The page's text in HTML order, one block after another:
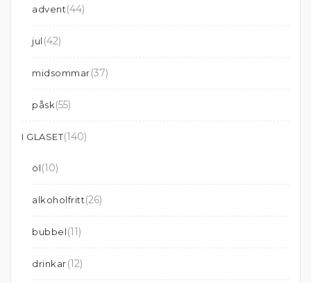
advent(44)
jul (42)
midsommar(37)
påsk(55)
I GLASET(140)
öl(10)
alkoholfritt(26)
bubbel(11)
drinkar(12)